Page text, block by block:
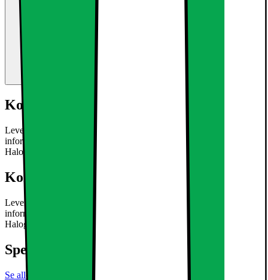
Kort om produktet
Leveringsomfang: 10 x LED panel 6W + transformer Teknisk
information: Lysstyrke: 324 lumens neutral hvid Svarende til
Halogen: 35W ca.
Læs mere om produktet
Kort om produktet
Leveringsomfang: 10 x LED panel 6W + transformer Teknisk
information: Lysstyrke: 324 lumens neutral hvid Svarende til
Halogen: 35W ca.
Læs mere om produktet
Specifikationer
Se alle specifikationer